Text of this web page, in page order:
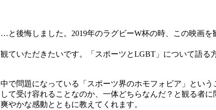
後悔しました。2019年のラグビーW杯の時、この映画
ていただきたいです。「スポーツとLGBT」について語
で問題になっている「スポーツ界のホモフォビア」とい
て受け容れることなのか、一体どちらなんだ？と観る者
やかな感動とともに教えてくれます。